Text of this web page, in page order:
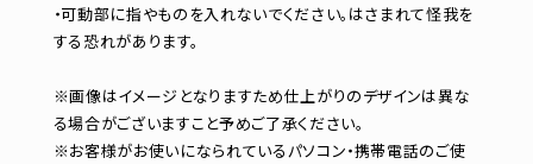
・可動部に指やものを入れないでください。はさまれて怪我を
する恐れがあります。
※画像はイメージとなりますため仕上がりのデザインは異な
る場合がございますこと予めご了承ください。
※お客様がお使いになられているパソコン・携帯電話のご使